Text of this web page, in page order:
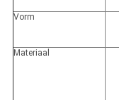
Vorm
Materiaal